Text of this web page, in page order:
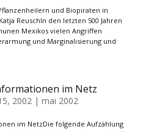
und Biopiraten in
ReuschIn den letzten 500 Jahren
Mexikos vielen Angriffen
und Marginalisierung und
im Netz
2002| mai 2002
im NetzDie folgende Aufzählung